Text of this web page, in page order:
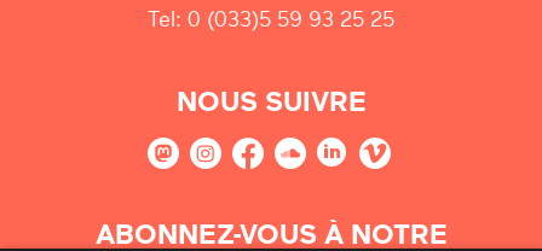
Tel: 0 (033)5 59 93 25 25
NOUS SUIVRE
ABONNEZ-VOUS À NOTRE